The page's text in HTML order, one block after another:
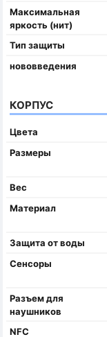
Максимальная
яркость (нит)
Тип защиты
нововведения
КОРПУС
Цвета
Размеры
Вес
Материал
Защита от воды
Сенсоры
Разъем для
наушников
NFC